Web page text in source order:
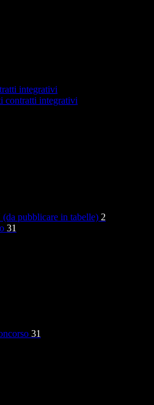
integrativi
contratti integrativi
pubblicare in tabelle) 2
31
31